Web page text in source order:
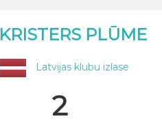
KRISTERS PLŪME
Latvijas klubu izlase
2